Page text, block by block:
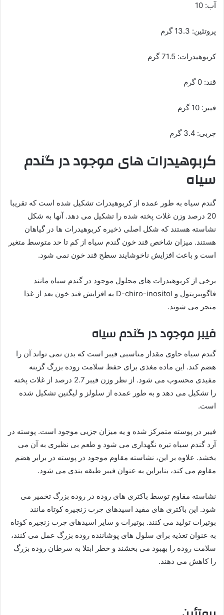
آب: 10
پروتئین: 13.3 گرم
کربوهیدرات: 71.5 گرم
قند: 0 گرم
فیبر: 10 گرم
چربی: 3.4 گرم
کربوهیدرات های موجود در گندم
سیاه
گندم سیاه به طور عمده از کربوهیدرات تشکیل شده است که تقریبا
20 درصد وزن غلات پخته شده را تشکیل می دهد. آنها به شکل
نشاسته هستند که شکل اصلی ذخیره کربوهیدرات ها در گیاهان
هستند. میزان شاخص قند خون گندم سیاه از کم تا حد متوسط متغیر
است و باعث افزایش ناخوشایند سطح قند خون نمی شود.
برخی از کربوهیدرات های محلول موجود در گندم سیاه مانند
فاگوپیریتول و D-chiro-inositol به افزایش قند خون بعد از غذا
منجر می شوند.
فیبر موجود در گندم سیاه
گندم سیاه حاوی مقدار مناسبی فیبر است که بدن نمی تواند آن را
هضم کند. این ماده مغذی برای حفظ سلامت روده بزرگ گزینه
مفیدی محسوب می شود. از نظر وزن فیبر 2.7 درصد از غلات پخته
را تشکیل می دهد و به طور عمده از سلولز و لیگنین تشکیل شده
است.
فیبر در پوسته متمرکز شده و یه میزان جزیی موجود است. پوسته در
آرد گندم سیاه تیره نگهداری می شود و طعم بی نظیری به آن می
بخشد. علاوه بر این، نشاسته مقاوم موجود در پوسته در برابر هضم
مقاوم می کند، بنابراین به عنوان فیبر طبقه بندی می شود.
نشاسته مقاوم توسط باکتری های روده در روده بزرگ تخمیر می
شود. این باکتری های مفید اسیدهای چرب زنجیره کوتاه مانند
بوتیرات تولید می کنند. بوتیرات و سایر اسیدهای چرب زنجیره کوتاه
به عنوان تغذیه برای سلول های پوشاننده روده بزرگ عمل می کنند،
سلامت روده را بهبود می بخشند و خطر ابتلا به سرطان روده بزرگ
را کاهش می دهند.